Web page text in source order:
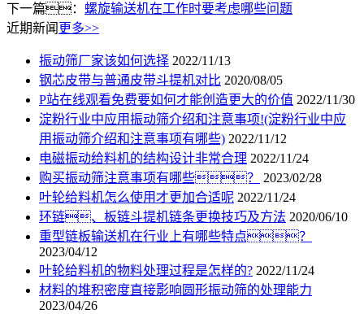
下一篇： 螺旋输送机在工作时要考虑哪些问题
近期新闻 更多>>
振动筛厂家该如何选择 2022/11/13
钢芯皮带与普通皮带斗提机对比 2020/08/05
P站在线观看免费要如何才能创造更大的价值 2022/11/30
淀粉行业中应用振动筛介绍和注意事项!(淀粉行业中应
用振动筛介绍和注意事项有哪些) 2022/11/12
电磁振动给料机的结构设计非常合理 2022/11/24
购买振动筛注意事项有哪些？
2023/02/28
叶轮给料机怎么使用才更加合适呢 2022/11/24
环链、板链斗提机链条更换技巧及方法 2020/06/10
重型链板输送机在行业上有哪些特点？
2023/04/12
叶轮给料机的物料处理过程是怎样的? 2022/11/24
材料的堆积密度直接影响圆形振动筛的处理能力
2023/04/26